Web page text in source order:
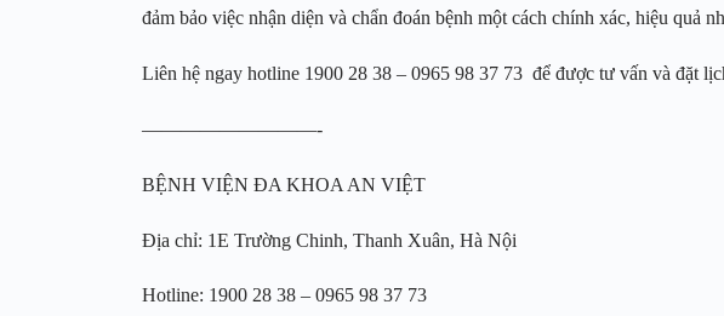
đảm bảo việc nhận diện và chẩn đoán bệnh một cách chính xác, hiệu quả
Liên hệ ngay hotline 1900 28 38 – 0965 98 37 73 để được tư vấn và đặt
—————————-
BỆNH VIỆN ĐA KHOA AN VIỆT
Địa chỉ: 1E Trường Chinh, Thanh Xuân, Hà Nội
Hotline: 1900 28 38 – 0965 98 37 73